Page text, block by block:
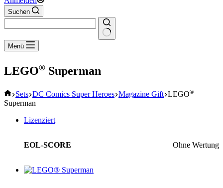
Suchen
Keine
Ergebnisse
Menü
LEGO® Superman
Start
Sets DC Comics Super Heroes Magazine Gift LEGO®
Superman
Lizenziert
EOL-SCORE Ohne Wertung